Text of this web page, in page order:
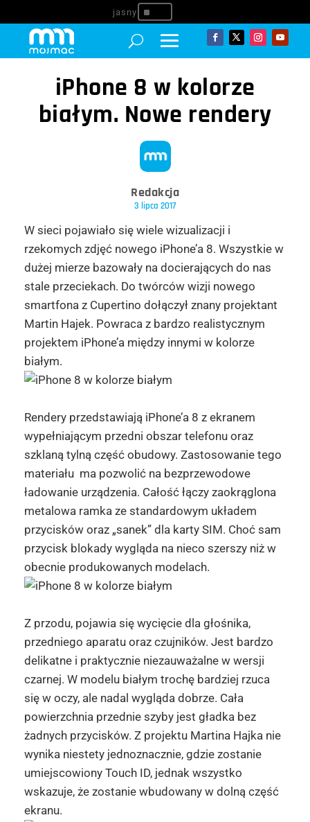
^
iPhone 8 w kolorze
białym. Nowe rendery
Redakcja
3 lipca 2017
W sieci pojawiało się wiele wizualizacji i
rzekomych zdjęć nowego iPhone’a 8. Wszystkie w
dużej mierze bazowały na docierających do nas
stale przeciekach. Do twórców wizji nowego
smartfonaz Cupertino dołączył znany projektant
Martin Hajek. Powraca z bardzo realistycznym
projektem iPhone’a między innymi w kolorze
białym.
Rendery przedstawiają iPhone’a 8 z ekranem
wypełniającym przedni obszar telefonu oraz
szklaną tylną część obudowy. Zastosowanie tego
materiału ma pozwolić na bezprzewodowe
ładowanie urządzenia. Całość łączy zaokrąglona
metalowa ramka ze standardowym układem
przycisków oraz „sanek” dla karty SIM. Choć sam
przycisk blokady wygląda na nieco szerszy niż w
obecnie produkowanych modelach.
Z przodu, pojawia się wycięcie dla głośnika,
przedniego aparatu oraz czujników. Jest bardzo
delikatne i praktycznie niezauważalne w wersji
czarnej. W modelu białym trochę bardziej rzuca
się w oczy, ale nadal wygląda dobrze. Cała
powierzchnia przednie szyby jest gładka bez
żadnych przycisków. Z projektu Martina Hajkanie
wynika niestety jednoznacznie, gdzie zostanie
umiejscowiony TouchID, jednak wszystko
wskazuje, że zostanie wbudowany w dolną część
ekranu.